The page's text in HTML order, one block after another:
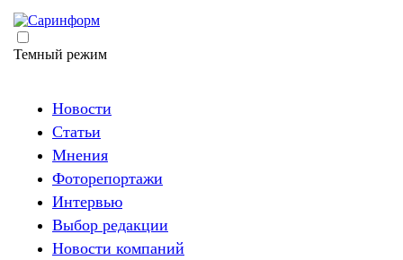
Темный режим
Новости
Статьи
Мнения
Фоторепортажи
Интервью
Выбор редакции
Новости компаний